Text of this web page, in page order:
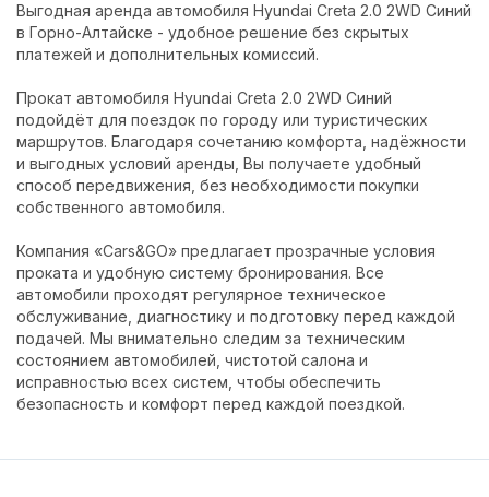
Выгодная аренда автомобиля Hyundai Creta 2.0 2WD Синий
в Горно-Алтайске - удобное решение без скрытых
платежей и дополнительных комиссий.
Прокат автомобиля Hyundai Creta 2.0 2WD Синий
подойдёт для поездок по городу или туристических
маршрутов. Благодаря сочетанию комфорта, надёжности
и выгодных условий аренды, Вы получаете удобный
способ передвижения, без необходимости покупки
собственного автомобиля.
Компания «Cars&GO» предлагает прозрачные условия
проката и удобную систему бронирования. Все
автомобили проходят регулярное техническое
обслуживание, диагностику и подготовку перед каждой
подачей. Мы внимательно следим за техническим
состоянием автомобилей, чистотой салона и
исправностью всех систем, чтобы обеспечить
безопасность и комфорт перед каждой поездкой.